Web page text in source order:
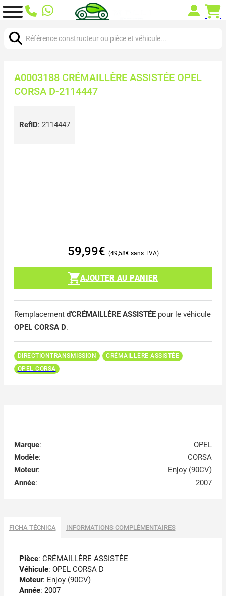
A0003188 CRÉMAILLÈRE ASSISTÉE OPEL
CORSA D-2114447
RefID: 2114447
59,99€ 49,58€
AJOUTER AU PANIER
Remplacement d'CRÉMAILLÈRE ASSISTÉEpour le véhicule
OPEL CORSA D.
DIRECTIONTRANSMISSION
CRÉMAILLÈRE ASSISTÉE
OPEL CORSA
Marque:
OPEL
Modèle:
CORSA
Moteur:
Enjoy (90CV)
Année: 2007
FICHA TÉCNICA INFORMATIONS COMPLÉMENTAIRES
Pièce: CRÉMAILLÈRE ASSISTÉE
Véhicule: OPEL CORSA D
Moteur: Enjoy (90CV)
Année: 2007